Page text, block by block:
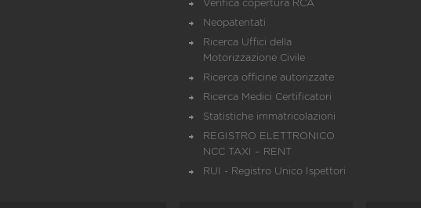
Verifica copertura RCA
Neopatentati
Ricerca Uffici della
Motorizzazione Civile
Ricerca officine autorizzate
Ricerca Medici Certificatori
Statistiche immatricolazioni
REGISTRO ELETTRONICO
NCC TAXI – RENT
RUI - Registro Unico Ispettori